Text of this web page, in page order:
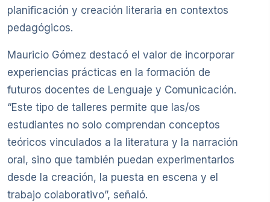
planificación y creación literaria en contextos
pedagógicos.
Mauricio Gómez destacó el valor de incorporar
experiencias prácticas en la formación de
futuros docentes de Lenguaje y Comunicación.
“Este tipo de talleres permite que las/os
estudiantes no solo comprendan conceptos
teóricos vinculados a la literatura y la narración
oral, sino que también puedan experimentarlos
desde la creación, la puesta en escena y el
trabajo colaborativo”, señaló.